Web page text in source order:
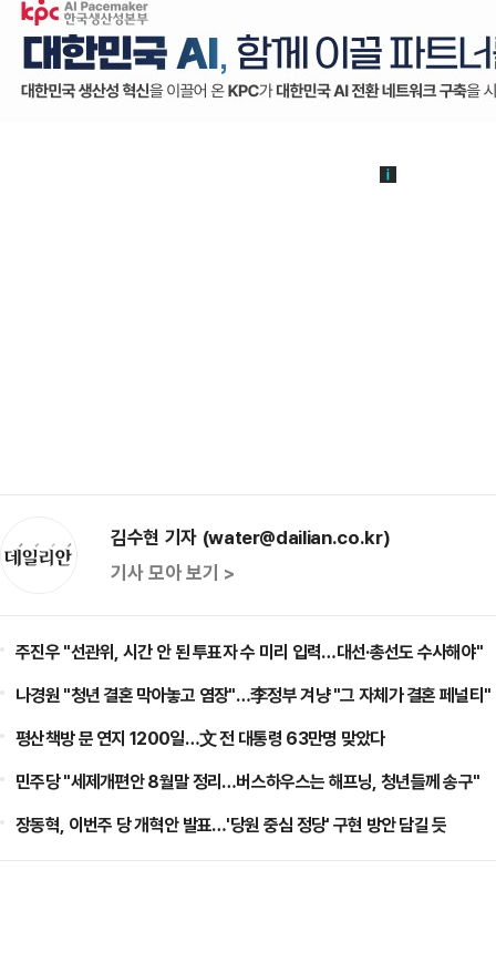
김수현 기자 (water@dailian.co.kr)
기사 모아 보기 >
주진우 "선관위, 시간 안 된 투표자 수 미리 입력…대선·총선도 수사해야"
나경원 "청년 결혼 막아놓고 염장"…李정부 겨냥 "그 자체가 결혼 페널티"
평산책방 문 연지 1200일…文 전 대통령 63만명 맞았다
민주당 "세제개편안 8월말 정리…버스하우스는 해프닝, 청년들께 송구"
장동혁, 이번주 당 개혁안 발표…'당원 중심 정당' 구현 방안 담길 듯